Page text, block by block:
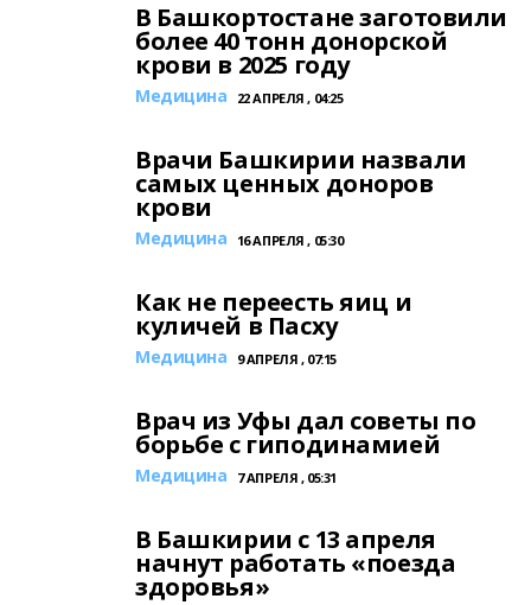
В Башкортостане заготовили
более 40 тонн донорской
крови в 2025 году
Медицина 22 АПРЕЛЯ , 04:25
Врачи Башкирии назвали
самых ценных доноров
крови
Медицина 16 АПРЕЛЯ , 05:30
Как не переесть яиц и
куличей в Пасху
Медицина 9 АПРЕЛЯ , 07:15
Врач из Уфы дал советы по
борьбе с гиподинамией
Медицина 7 АПРЕЛЯ , 05:31
В Башкирии с 13 апреля
начнут работать «поезда
здоровья»